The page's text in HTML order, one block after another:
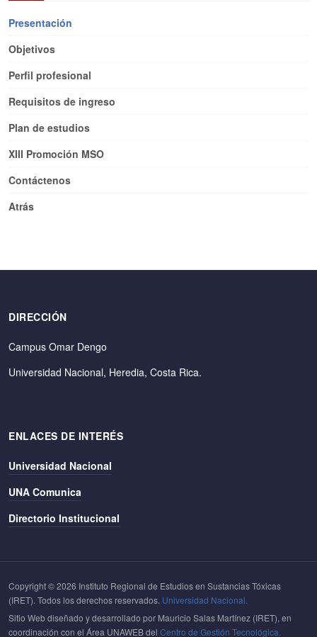
Presentación
Objetivos
Perfil profesional
Requisitos de ingreso
Plan de estudios
XIII Promoción MSO
Contáctenos
Atrás
DIRECCIÓN
Campus Omar Dengo
Universidad Nacional, Heredia, Costa Rica.
ENLACES DE INTERÉS
Universidad Nacional
UNA Comunica
Directorio Institucional
Copyright © 2026 Instituto Regional de Estudios en Sustancias Tóxicas
(IRET). Todos los derechos reservados. Universidad Nacional.
Sitio Web diseñado y desarrollado por Mauricio Salas Martínez (IRET), en
coordinación con el Área UNAWEB del Centro de Gestión Tecnológica.